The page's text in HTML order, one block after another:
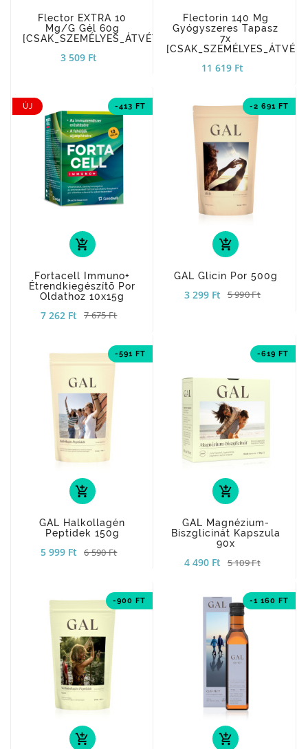
Flector EXTRA 10
Mg/g Gél 60g
[CSAK_SZEMÉLYES_ÁTVÉTEL]
3 509 Ft
Flectorin 140 Mg
Gyógyszeres Tapasz
7x
11 619 Ft
ÚJ -413 FT
add_shopping_cart
Fortacell Immuno+
Étrendkiegészítõ Por
Oldathoz 10x15g
7 262 Ft 7 675 Ft
-2 691 FT
add_shopping_cart
GAL Glicin Por 500g
3 299 Ft 5 990 Ft
-591 FT
add_shopping_cart
GAL Halkollagén
Peptidek 150g
5 999 Ft 6 590 Ft
-619 FT
add_shopping_cart
GAL Magnézium-
Biszglicinát Kapszula
90x
4 490 Ft 5 109 Ft
-900 FT
add_shopping_cart
-1 160 FT
add_shopping_cart